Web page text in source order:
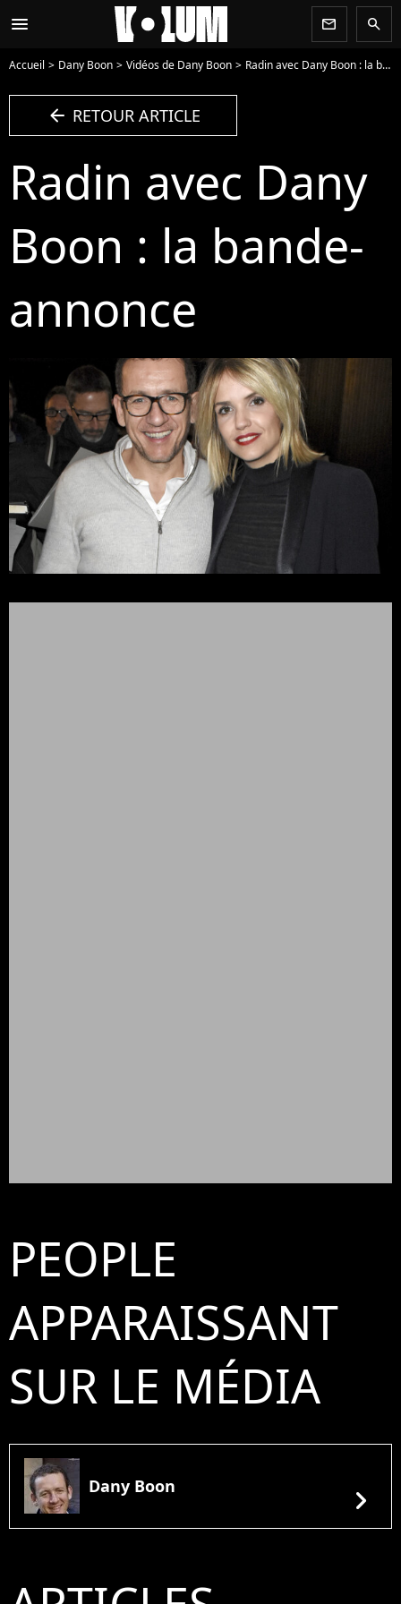
menu newsletter search
Accueil Dany Boon Vidéos de Dany Boon Radin avec Dany Boon : la bande-annonce - Vidéo
arrow_left RETOUR ARTICLE
Radin avec Dany
Boon : la bande-
annonce
PEOPLE
APPARAISSANT
SUR LE MÉDIA
Dany Boon chevron_right